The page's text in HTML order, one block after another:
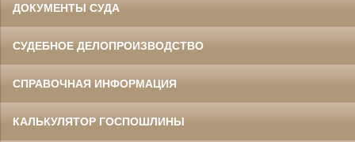
ДОКУМЕНТЫ СУДА
СУДЕБНОЕ ДЕЛОПРОИЗВОДСТВО
СПРАВОЧНАЯ ИНФОРМАЦИЯ
КАЛЬКУЛЯТОР ГОСПОШЛИНЫ